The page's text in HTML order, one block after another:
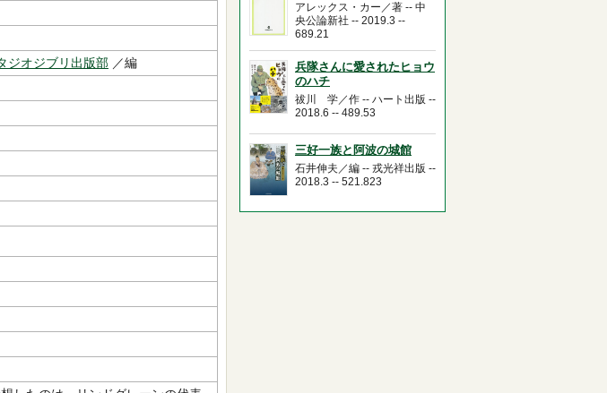
ジオジブリ出版部 ／編
アレックス・カー／著 -- 中
央公論新社 -- 2019.3 --
689.21
兵隊さんに愛されたヒョウ
のハチ
祓川 学／作 -- ハート出版 --
2018.6 -- 489.53
三好一族と阿波の城館
石井伸夫／編 -- 戎光祥出版 --
2018.3 -- 521.823